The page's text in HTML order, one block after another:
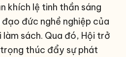
khích lệ tinh thần sáng
đức nghề nghiệp của
làm sách. Qua đó, Hội trở
thúc đẩy sự phát